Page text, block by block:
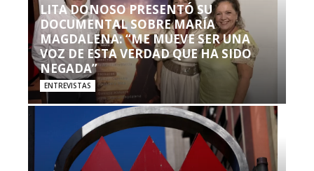
LITA DONOSO PRESENTÓ SU
DOCUMENTAL SOBRE MARÍA
MAGDALENA: “ME MUEVE SER UNA
VOZ DE ESTA VERDAD QUE HA SIDO
NEGADA”
ENTREVISTAS